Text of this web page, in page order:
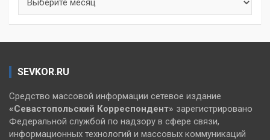
SEVKOR.RU
Средство массовой информации сетевое издание
«Севастопольский Корреспондент» зарегистрировано
Федеральной службой по надзору в сфере связи,
информационных технологий и массовых коммуникаций